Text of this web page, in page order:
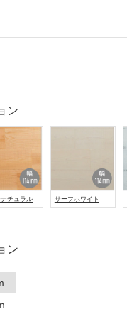
ン
チュラル サーフホワイト
ン